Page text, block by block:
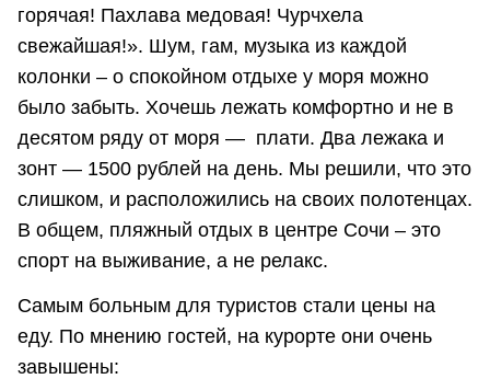
горячая! Пахлава медовая! Чурчхела
свежайшая!». Шум, гам, музыка из каждой
колонки – о спокойном отдыхе у моря можно
было забыть. Хочешь лежать комфортно и не в
десятом ряду от моря — плати. Два лежака и
зонт — 1500 рублей на день. Мы решили, что это
слишком, и расположились на своих полотенцах.
В общем, пляжный отдых в центре Сочи – это
спорт на выживание, а не релакс.
Самым больным для туристов стали цены на
еду. По мнению гостей, на курорте они очень
завышены: